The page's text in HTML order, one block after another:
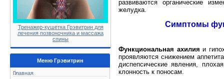
Тренажер-кушетка Грэвитрин для
лечения позвоночника и массажа
спины
Меню Грэвитрин
Главная
развиваются органические
желудка.
Симптомы
Функциональная ахилия и
проявляются снижением
диспепсические явления,
клонность к поносам.